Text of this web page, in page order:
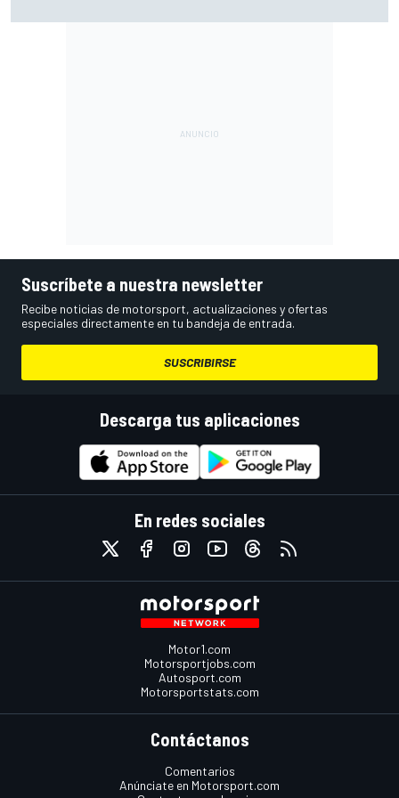
Suscríbete a nuestra newsletter
Recibe noticias de motorsport, actualizaciones y ofertas
especiales directamente en tu bandeja de entrada.
SUSCRIBIRSE
Descarga tus aplicaciones
En redes sociales
Motor1.com
Motorsportjobs.com
Autosport.com
Motorsportstats.com
Contáctanos
Comentarios
Anúnciate en Motorsport.com